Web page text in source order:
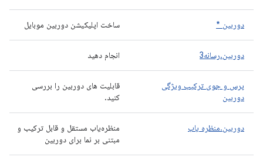
دوربین * ساخت اپلیکیشن دوربین موبایل
دوربین.رسانه3 انجام دهید
پرس و جوی ترکیب ویژگی
دوربین
قابلیت های دوربین را بررسی
کنید.
دوربین.منظره یاب
منظره‌یاب مستقل و قابل ترکیب و
مبتنی بر نما برای دوربین